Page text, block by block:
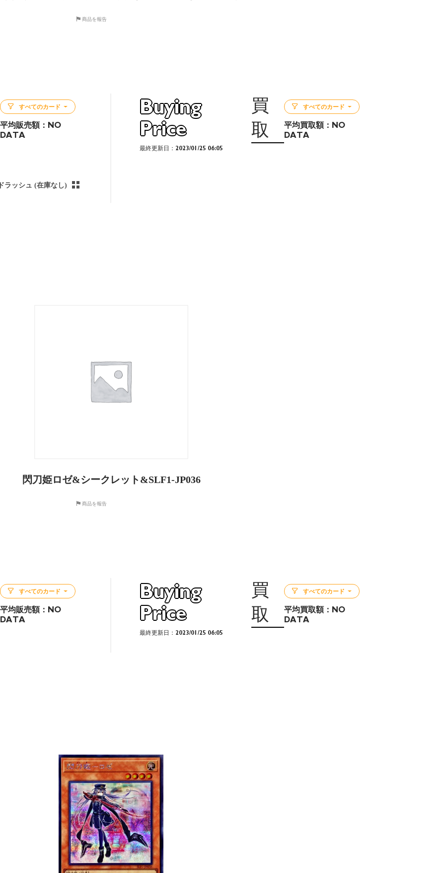
商品を報告
すべてのカード
平均販売額： NO
DATA
ラッシュ (在庫なし)
Buying
Price
買
取
最終更新日：2023/01/25 06:05
すべてのカード
平均買取額： NO
DATA
閃刀姫ロゼ&シークレット&SLF1-JP036
商品を報告
すべてのカード
平均販売額： NO
DATA
Buying
Price
買
取
最終更新日：2023/01/25 06:05
すべてのカード
平均買取額： NO
DATA